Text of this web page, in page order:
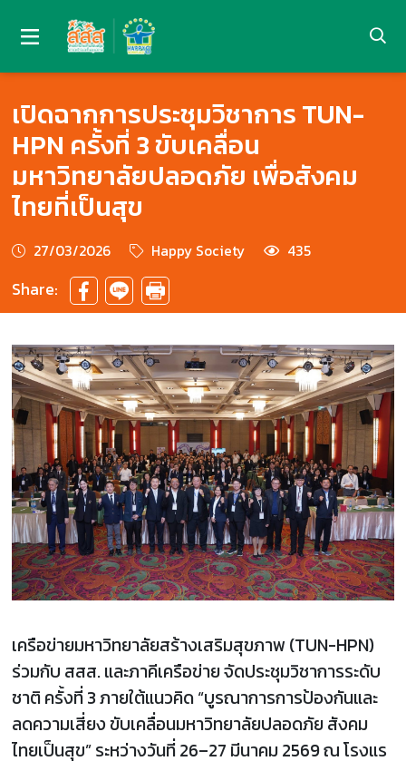
เปิดฉากการประชุมวิชาการ TUN-
HPN ครั้งที่ 3 ขับเคลื่อน
มหาวิทยาลัยปลอดภัย เพื่อสังคม
ไทยที่เป็นสุข
27/03/2026 Happy Society 435
Share:
เครือข่ายมหาวิทยาลัยสร้างเสริมสุขภาพ (TUN-HPN)
ร่วมกับ สสส. และภาคีเครือข่าย จัดประชุมวิชาการระดับ
ชาติ ครั้งที่ 3 ภายใต้แนวคิด “บูรณาการการป้องกันและ
ลดความเสี่ยง ขับเคลื่อนมหาวิทยาลัยปลอดภัย สังคม
ไทยเป็นสุข” ระหว่างวันที่ 26–27 มีนาคม 2569 ณ โรงแร